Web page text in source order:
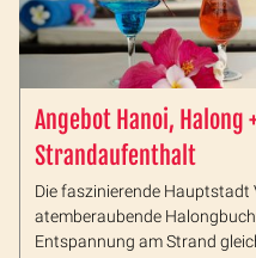
Angebot Hanoi, Halong
Strandaufenthalt
Die faszinierende Hauptstadt
atemberaubende
Entspannung am Strand